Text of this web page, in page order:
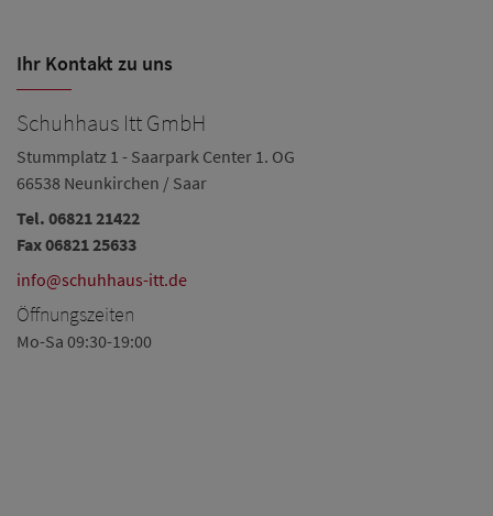
Ihr Kontakt zu uns
Schuhhaus Itt GmbH
Stummplatz 1 - Saarpark Center 1. OG
66538 Neunkirchen / Saar
Tel. 06821 21422
Fax 06821 25633
info@schuhhaus-itt.de
Öffnungszeiten
Mo-Sa 09:30-19:00